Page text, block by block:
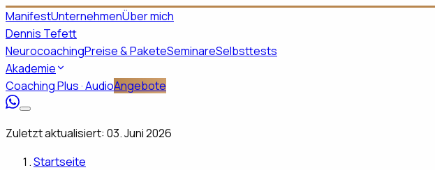
ManifestUnternehmenÜber mich
Dennis Tefett
NeurocoachingPreise & PaketeSeminareSelbsttests
Akademie
Coaching Plus · AudioAngebote
Zuletzt aktualisiert: 03. Juni 2026
Startseite